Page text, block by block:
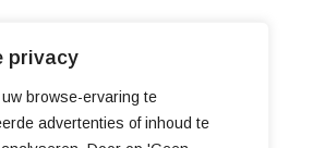
privacy
browse-ervaring te
advertenties of inhoud te